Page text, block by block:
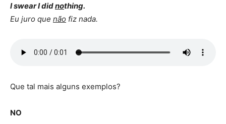
I swear I didnothing.
Eu juro que não fiz nada.
Que tal mais alguns exemplos?
NO